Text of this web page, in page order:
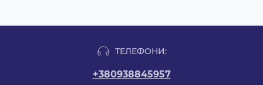
ТЕЛЕФОНИ:
+380938845957